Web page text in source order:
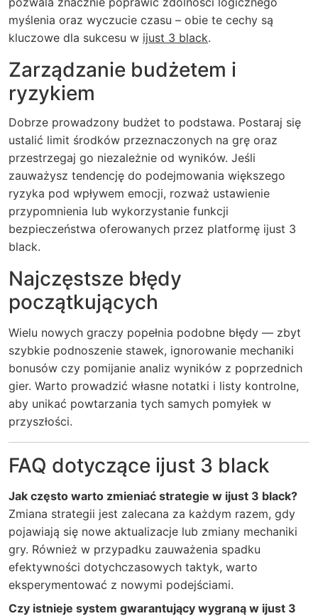
myślenia oraz wyczucie czasu – obie te cechy są
kluczowe dla sukcesu w ijust 3 black.
Zarządzanie budżetem i
ryzykiem
Dobrze prowadzony budżet to podstawa. Postaraj się
ustalić limit środków przeznaczonych na grę oraz
przestrzegaj go niezależnie od wyników. Jeśli
zauważysz tendencję do podejmowania większego
ryzyka pod wpływem emocji, rozważ ustawienie
przypomnienia lub wykorzystanie funkcji
bezpieczeństwa oferowanych przez platformę ijust 3
black.
Najczęstsze błędy
początkujących
Wielu nowych graczy popełnia podobne błędy — zbyt
szybkie podnoszenie stawek, ignorowanie mechaniki
bonusów czy pomijanie analiz wyników z poprzednich
gier. Warto prowadzić własne notatki i listy kontrolne,
aby unikać powtarzania tych samych pomyłek w
przyszłości.
FAQ dotyczące ijust 3 black
Jak często warto zmieniać strategie w ijust 3 black?
Zmiana strategii jest zalecana za każdym razem, gdy
pojawiają się nowe aktualizacje lub zmiany mechaniki
gry. Również w przypadku zauważenia spadku
efektywności dotychczasowych taktyk, warto
eksperymentować z nowymi podejściami.
Czy istnieje system gwarantujący wygraną w ijust 3